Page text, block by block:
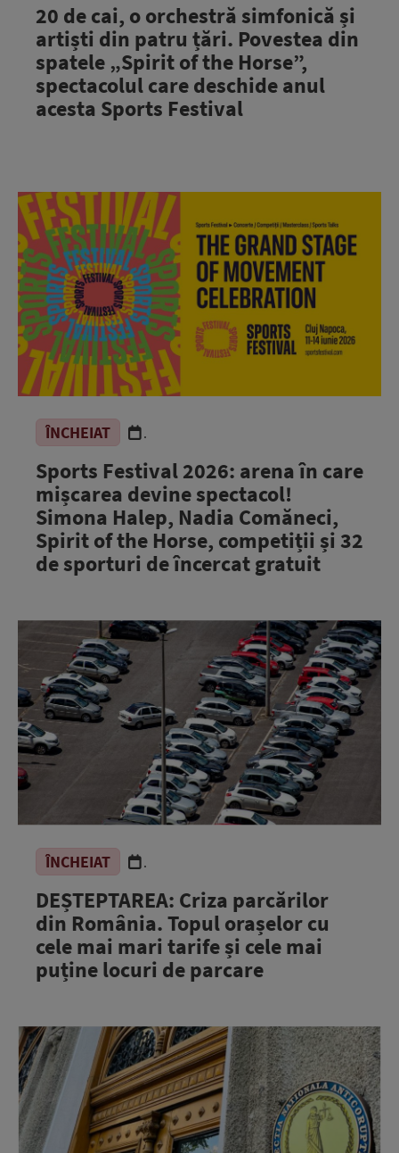
20 de cai, o orchestră simfonică și
artiști din patru țări. Povestea din
spatele „Spirit of the Horse”,
spectacolul care deschide anul
acesta Sports Festival
ÎNCHEIAT .
Sports Festival 2026: arena în care
mișcarea devine spectacol!
Simona Halep, Nadia Comăneci,
Spirit of the Horse, competiții și 32
de sporturi de încercat gratuit
ÎNCHEIAT .
DEȘTEPTAREA: Criza parcărilor
din România. Topul orașelor cu
cele mai mari tarife și cele mai
puține locuri de parcare